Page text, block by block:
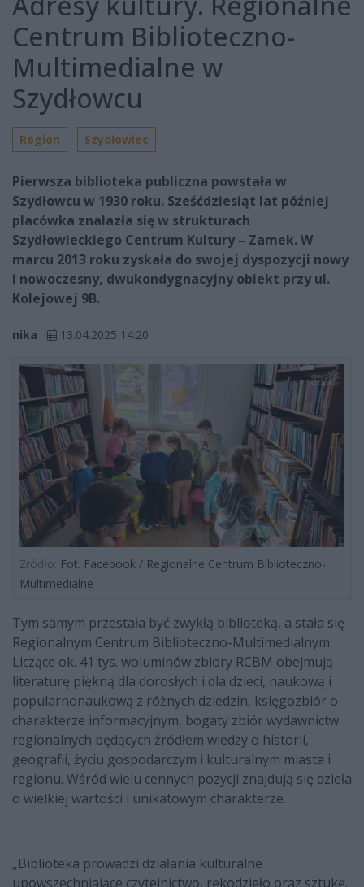
Centrum Biblioteczno-
Multimedialne w
Szydłowcu
Region Szydłowiec
Pierwsza biblioteka publiczna powstała w
Szydłowcu w 1930 roku. Sześćdziesiąt lat później
placówka znalazła się w strukturach
Szydłowieckiego Centrum Kultury – Zamek. W
marcu 2013 roku zyskała do swojej dyspozycji nowy
i nowoczesny, dwukondygnacyjny obiekt przy ul.
Kolejowej 9B.
nika 13.04.2025 14:20
Źródło: Fot. Facebook / Regionalne Centrum Biblioteczno-
Multimedialne
Tym samym przestała być zwykłą biblioteką, a stała się
Regionalnym Centrum Biblioteczno-Multimedialnym.
Liczące ok. 41 tys. woluminów zbiory RCBM obejmują
literaturę piękną dla dorosłych i dla dzieci, naukową i
popularnonaukową z różnych dziedzin, księgozbiór o
charakterze informacyjnym, bogaty zbiór wydawnictw
regionalnych będących źródłem wiedzy o historii,
geografii, życiu gospodarczym i kulturalnym miasta i
regionu. Wśród wielu cennych pozycji znajdują się dzieła
o wielkiej wartości i unikatowym charakterze.
„Biblioteka prowadzi działania kulturalne
upowszechniające czytelnictwo, rękodzieło oraz sztukę.